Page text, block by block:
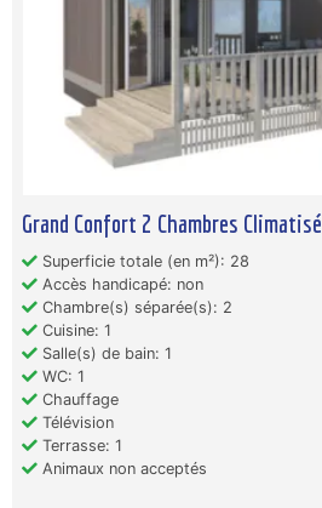
Grand Confort 2 Chambres Climatisé
Superficie totale (en m²): 28
Accès handicapé: non
Chambre(s) séparée(s): 2
Cuisine: 1
Salle(s) de bain: 1
WC: 1
Chauffage
Télévision
Terrasse: 1
Animaux non acceptés